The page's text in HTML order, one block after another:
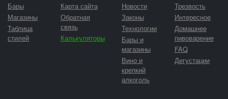
Бары
Магазины
Таблица
стилей
Карта сайта
Обратная
связь
Калькуляторы
Новости
Законы
Технологии
Бары и
магазины
Вино и
крепкий
алкоголь
Трезвость
Интересное
Домашнее
пивоварение
FAQ
Дегустации